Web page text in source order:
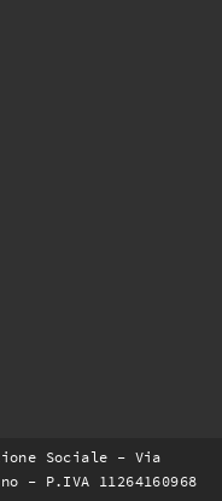
Sociale - Via
- P.IVA 11264160968